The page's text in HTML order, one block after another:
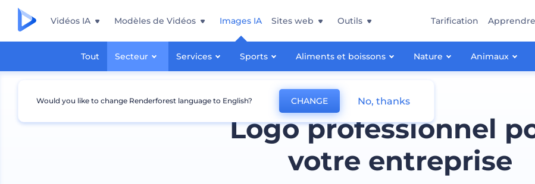
Vidéos IA Modèles de Vidéos Images IA
Tout Secteur Services Sports Aliments et boissons Nature Animaux
Sites web Outils Tarification Apprendre
Logo professionnel
votre entreprise
Would you like to change Renderforest language to English? CHANGE No, thanks